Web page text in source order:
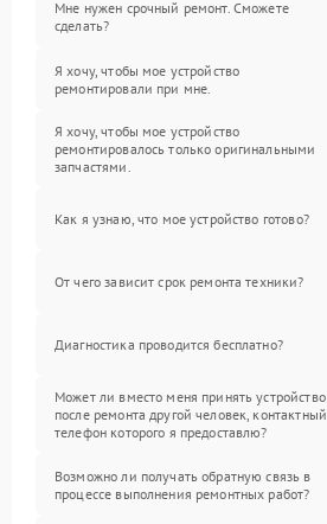
Мне нужен срочный ремонт. Сможете
сделать?
Я хочу, чтобы мое устройство
ремонтировали при мне.
Я хочу, чтобы мое устройство
ремонтировалось только оригинальными
запчастями.
Как я узнаю, что мое устройство готово?
От чего зависит срок ремонта техники?
Диагностика проводится бесплатно?
Может ли вместо меня принять устройство
после ремонта другой человек, контактный
телефон которого я предоставлю?
Возможно ли получать обратную связь в
процессе выполнения ремонтных работ?